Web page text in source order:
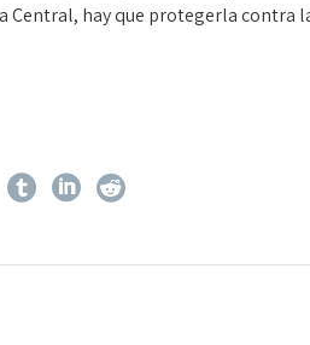
Central, hay que protegerla contra